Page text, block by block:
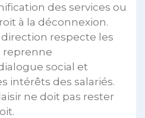
des services ou
à la déconnexion.
direction respecte les
reprenne
social et
intérêts des salariés.
ne doit pas rester